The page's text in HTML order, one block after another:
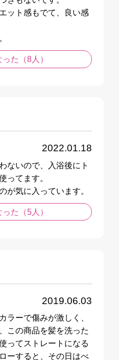
ット感もでて、良い感
た（8人）
2022.01.18
ないので、入浴後にト
ってます。
が気に入っています。
た（5人）
2019.06.03
ラーで傷みが激しく、
この商品を髪を洗った
ってストレートになる
ーすると、その日はべ